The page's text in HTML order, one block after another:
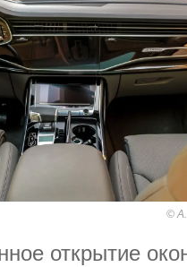
открытие